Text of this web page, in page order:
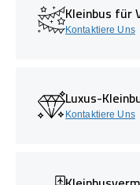
Kleinbus für
Kontaktiere Uns
Luxus-
Kontaktiere Uns